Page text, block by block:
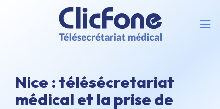
Nice : télésécretariat
médical et la prise de